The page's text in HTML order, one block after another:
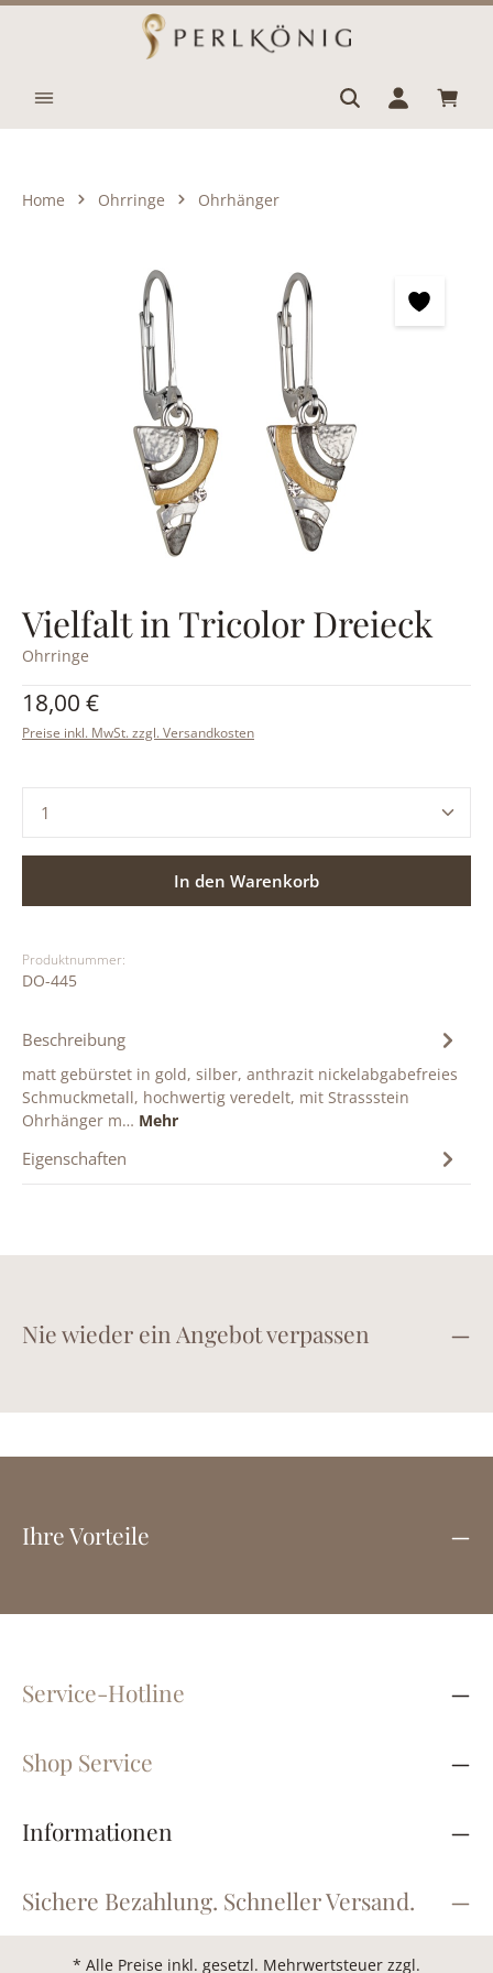
Zum Hauptinhalt springen
Home Ohrringe Ohrhänger
Vielfalt in Tricolor Dreieck
Ohrringe
Regulärer Preis:
18,00 €
Preise inkl. MwSt. zzgl. Versandkosten
Produkt Anzahl: Gib den gewünschten Wert ein
In den Warenkorb
Produktnummer:
DO-445
Beschreibung
matt gebürstet in gold, silber, anthrazit nickelabgabefreies
Schmuckmetall, hochwertig veredelt, mit Strassstein
Ohrhänger m… Mehr
Eigenschaften
Nie wieder ein Angebot verpassen
Ihre Vorteile
Service-Hotline
Shop Service
Informationen
Sichere Bezahlung. Schneller Versand.
* Alle Preise inkl. gesetzl. Mehrwertsteuer zzgl.